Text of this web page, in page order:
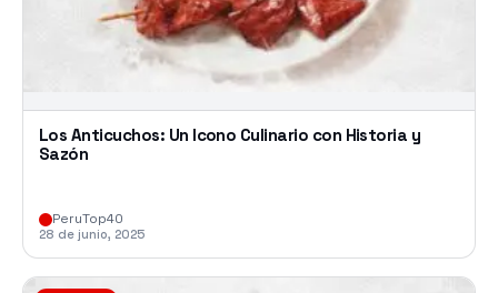
Los Anticuchos: Un Icono Culinario con Historia y
Sazón
PeruTop40
28 de junio, 2025